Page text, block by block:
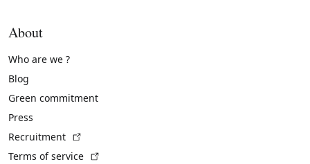
About
Who are we ?
Blog
Green commitment
Press
Recruitment
Terms of service